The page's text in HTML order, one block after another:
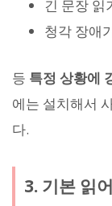
긴 문장 읽
청각 장애
등 특정 상황에
에는 설치해서
다.
3. 기본 읽